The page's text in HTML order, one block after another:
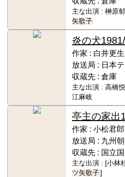
主な出演 : 榊原
矢歌子
炎の犬
作家 : 白井更生
放送局 : 日本
収蔵先 : 倉庫
主な出演 : 高橋
江麻岐
亭主の家出
作家 : 小松君郎
放送局 : 九州
収蔵先 : 国立
主な出演 : [小林
ツ矢歌子]